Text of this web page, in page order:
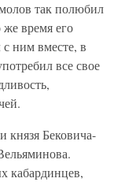
так полюбил
же время его
ним вместе, в
все свое
князя Бековича-
кабардинцев,